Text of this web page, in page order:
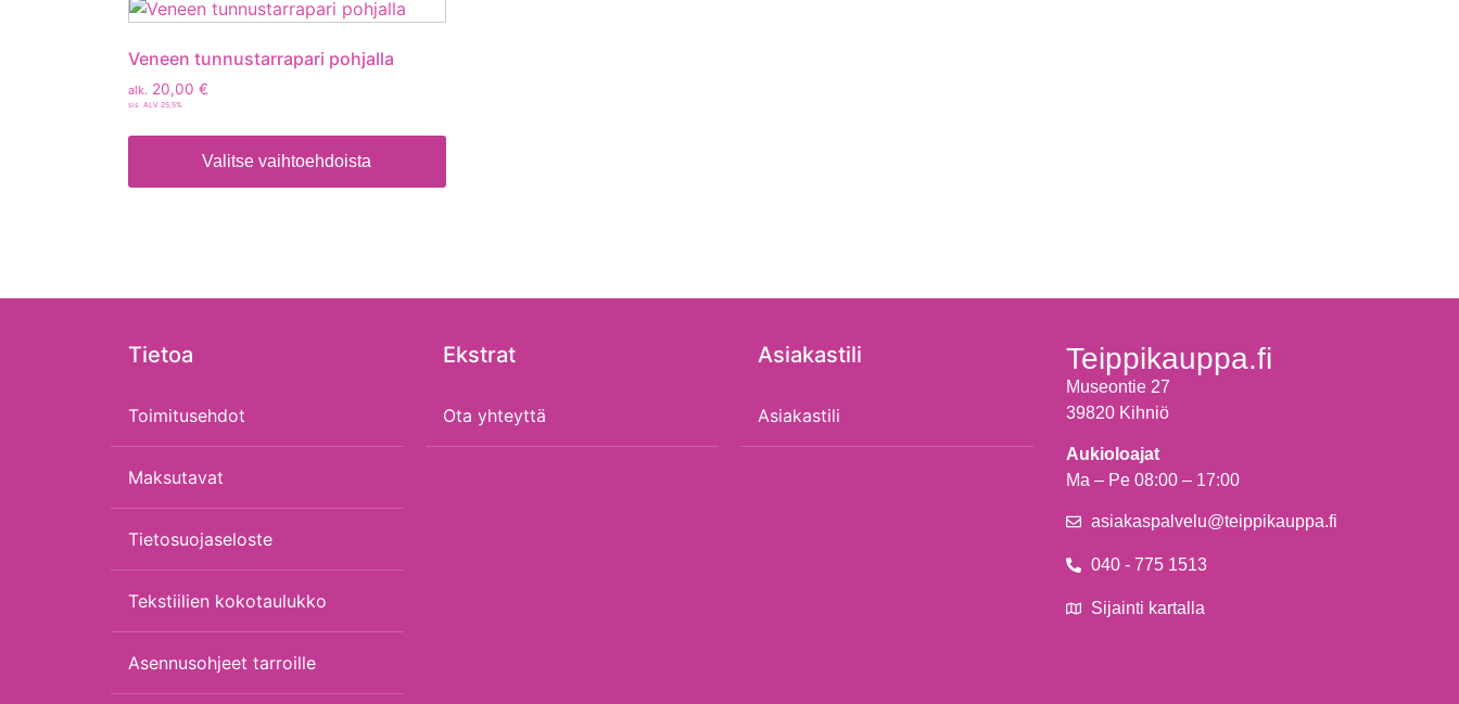
Veneen tunnustarrapari pohjalla
alk. 20,00 €
sis. ALV 25,5%
Valitse vaihtoehdoista
Tietoa
Toimitusehdot
Maksutavat
Tietosuojaseloste
Tekstiilien kokotaulukko
Asennusohjeet tarroille
Ekstrat
Ota yhteyttä
Asiakastili
Asiakastili
Teippikauppa.fi
Museontie 27
39820 Kihniö
Aukioloajat
Ma – Pe 08:00 – 17:00
asiakaspalvelu@teippikauppa.fi
040 - 775 1513
Sijainti kartalla